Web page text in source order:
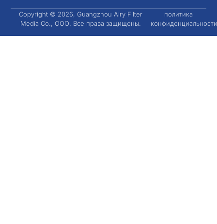
Copyright © 2026, Guangzhou Airy Filter
Media Co., ООО. Все права защищены.
политика